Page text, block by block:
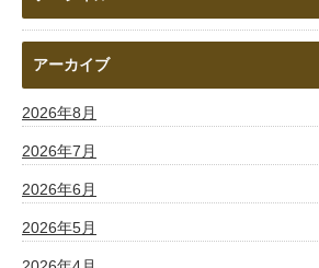
アーカイブ
2026年8月
2026年7月
2026年6月
2026年5月